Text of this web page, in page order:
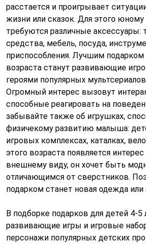
расстается и проигрывает
жизни или сказок. Для этого юному
требуются различные аксессуары:
средства, мебель, посуда,
приспособления. Лучшим подарком
возраста станут развивающие
героями популярных
Огромный интерес вызовут
способные реагировать на
забывайте также об игрушках,
физичекому развитию малыша:
игровых комплексах, каталках,
этого возраста появляется
внешнему виду, он хочет быть
отличающимся от сверстников.
подарком станет новая одежда или
В подборке подарков для детей 4-
развивающие игры и игровые
персонажи популярных детских